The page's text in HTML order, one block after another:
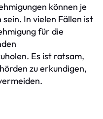
können je
In vielen Fällen ist
für die
Es ist ratsam,
zu erkundigen,